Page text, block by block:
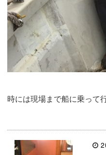
時には現場まで船に乗って